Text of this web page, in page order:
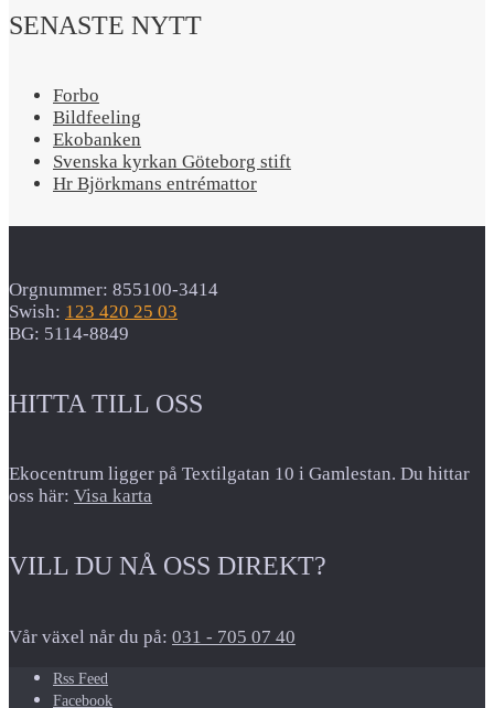
SENASTE NYTT
Forbo
Bildfeeling
Ekobanken
Svenska kyrkan Göteborg stift
Hr Björkmans entrémattor
Orgnummer: 855100-3414
Swish: 123 420 25 03
BG: 5114-8849
HITTA TILL OSS
Ekocentrum ligger på Textilgatan 10 i Gamlestan. Du hittar
oss här: Visa karta
VILL DU NÅ OSS DIREKT?
Vår växel når du på: 031 - 705 07 40
Rss Feed
Facebook